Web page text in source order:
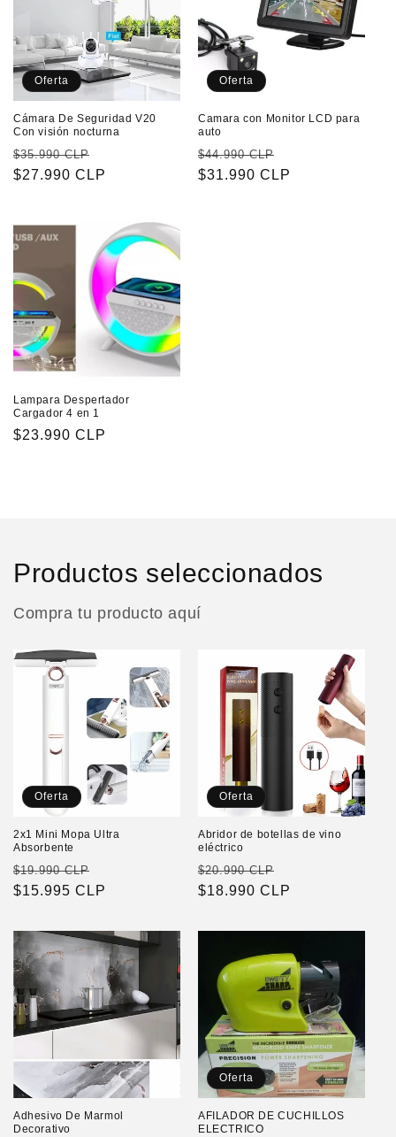
Oferta
Cámara De Seguridad V20
Con visión nocturna
Precio
habitual
$35.990 CLP
de
$27.990 CLP
Oferta
Camara con Monitor LCD para
auto
Precio
habitual
$44.990 CLP
de
$31.990 CLP
Lampara Despertador
Cargador 4 en 1
Precio
$23.990 CLP
Productos seleccionados
Compra tu producto aquí
Oferta
2x1 Mini Mopa Ultra
Absorbente
Precio
habitual
$19.990 CLP
de
$15.995 CLP
Oferta
Abridor de botellas de vino
eléctrico
Precio
habitual
$20.990 CLP
de
$18.990 CLP
Adhesivo De Marmol
Decorativo
Oferta
AFILADOR DE CUCHILLOS
ELECTRICO